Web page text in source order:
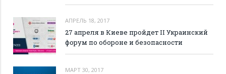
АПРЕЛЬ 18, 2017
27 апреля в Киеве пройдет II Украинский
форум по обороне и безопасности
МАРТ 30, 2017